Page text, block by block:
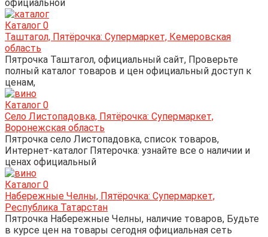
официальной
Каталог 0
Таштагол, Пятёрочка: Супермаркет, Кемеровская
область
Пятрочка Таштагол, официальный сайт, Проверьте
полный каталог товаров и цен официальный доступ к
ценам,
Каталог 0
Село Листопадовка, Пятёрочка: Супермаркет,
Воронежская область
Пятрочка село Листопадовка, список товаров,
Интернет-каталог Пятерочка: узнайте все о наличии и
ценах официальный
Каталог 0
Набережные Челны, Пятёрочка: Супермаркет,
Республика Татарстан
Пятрочка Набережные Челны, наличие товаров, Будьте
в курсе цен на товары сегодня официальная сеть